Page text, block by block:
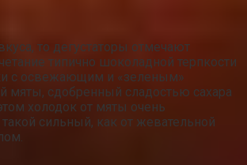
то дегустаторы отмечают
типично шоколадной терпкости
с освежающим и «зеленым»
мяты, сдобренный сладостью сахара
холодок от мяты очень
сильный, как от жевательной